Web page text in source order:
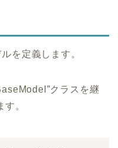
を定義します。
クラスを継
。